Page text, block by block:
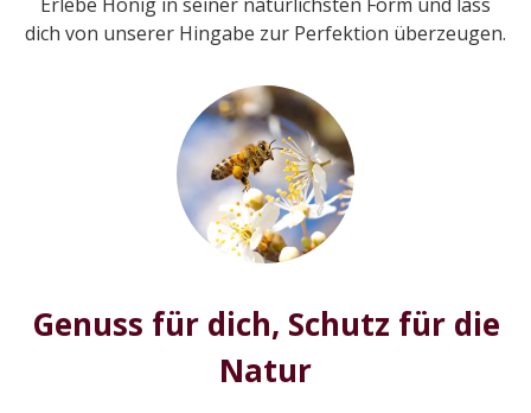
dich von unserer Hingabe zur Perfektion überzeugen.
Genuss für dich, Schutz für die
Natur